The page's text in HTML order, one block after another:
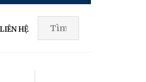
LIÊN HỆ